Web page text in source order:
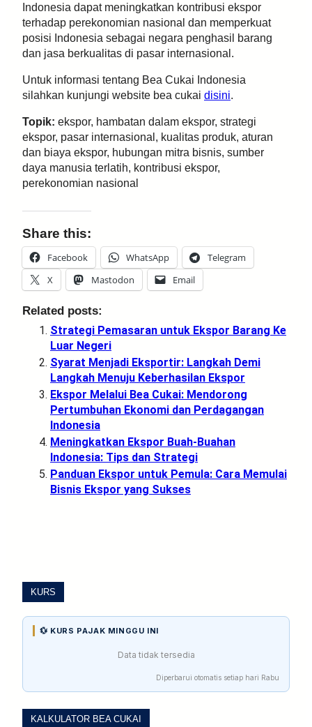
Indonesia dapat meningkatkan kontribusi ekspor
terhadap perekonomian nasional dan memperkuat
posisi Indonesia sebagai negara penghasil barang
dan jasa berkualitas di pasar internasional.
Untuk informasi tentang Bea Cukai Indonesia
silahkan kunjungi website bea cukai disini.
Topik: ekspor, hambatan dalam ekspor, strategi
ekspor, pasar internasional, kualitas produk, aturan
dan biaya ekspor, hubungan mitra bisnis, sumber
daya manusia terlatih, kontribusi ekspor,
perekonomian nasional
Share this:
Facebook WhatsApp
Telegram
X
Mastodon Email
Related posts:
Strategi Pemasaran untuk Ekspor Barang Ke
Luar Negeri
Syarat Menjadi Eksportir: Langkah Demi
Langkah Menuju Keberhasilan Ekspor
Ekspor Melalui Bea Cukai: Mendorong
Pertumbuhan Ekonomi dan Perdagangan
Indonesia
Meningkatkan Ekspor Buah-Buahan
Indonesia: Tips dan Strategi
Panduan Ekspor untuk Pemula: Cara Memulai
Bisnis Ekspor yang Sukses
KURS
💱 KURS PAJAK MINGGU INI
Data tidak tersedia
Diperbarui otomatis setiap hari Rabu
KALKULATOR BEA CUKAI